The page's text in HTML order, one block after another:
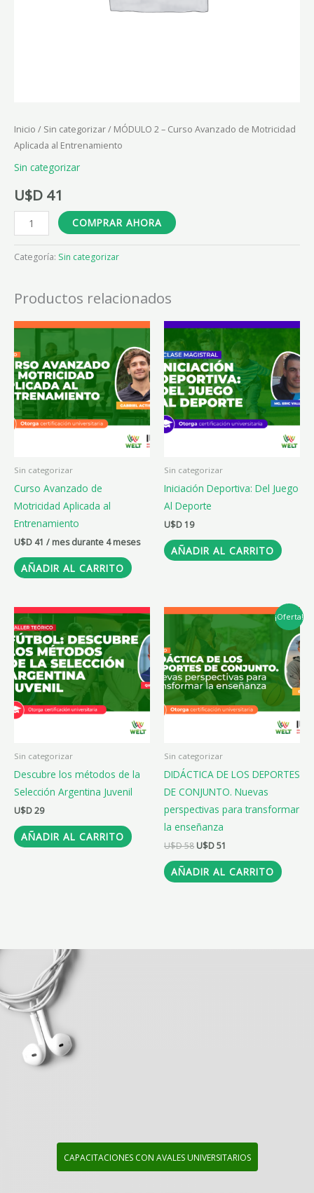
Inicio / Sin categorizar/ MÓDULO 2 – Curso Avanzado de Motricidad
Aplicada al Entrenamiento
Sin categorizar
U$D 41
COMPRAR AHORA
Categoría: Sin categorizar
Productos relacionados
Sin categorizar
Curso Avanzado de
Motricidad Aplicada al
Entrenamiento
U$D 41 / mes durante 4 meses
AÑADIR AL CARRITO
Sin categorizar
Iniciación Deportiva: Del Juego
Al Deporte
U$D19
AÑADIR AL CARRITO
Sin categorizar
Descubre los métodos de la
Selección Argentina Juvenil
U$D29
AÑADIR AL CARRITO
¡Oferta!
Sin categorizar
DIDÁCTICA DE LOS DEPORTES
DE CONJUNTO. Nuevas
perspectivas para transformar
la enseñanza
U$D58
El
precio
original
era:
U$D 58.
U$D51
El
precio
es:
U$D 51.
AÑADIR AL CARRITO
CAPACITACIONES CON AVALES UNIVERSITARIOS